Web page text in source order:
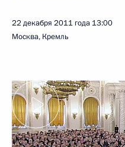
22 декабря 2011 года 13:00
Москва, Кремль